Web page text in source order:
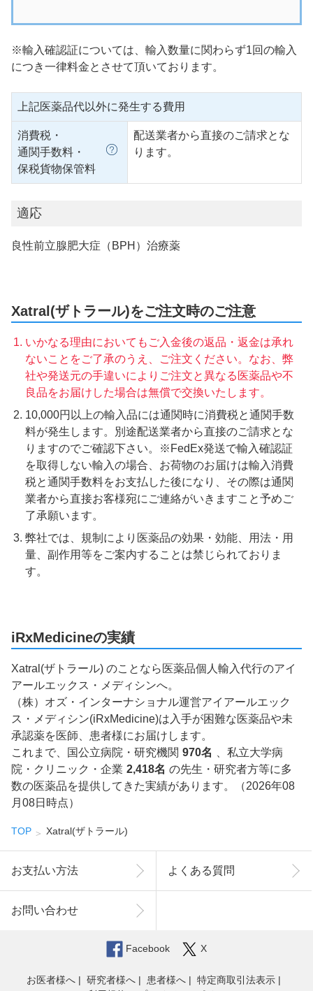
※輸入確認証については、輸入数量に関わらず1回の輸入
につき一律料金とさせて頂いております。
上記医薬品代以外に発生する費用
消費税・
通関手数料・
保税貨物保管料
配送業者から直接のご請求とな
ります。
適応
良性前立腺肥大症（BPH）治療薬
Xatral(ザトラール)をご注文時のご注意
いかなる理由においてもご入金後の返品・返金は承れ
ないことをご了承のうえ、ご注文ください。なお、弊
社や発送元の手違いによりご注文と異なる医薬品や不
良品をお届けした場合は無償で交換いたします。
10,000円以上の輸入品には通関時に消費税と通関手数
料が発生します。別途配送業者から直接のご請求とな
りますのでご確認下さい。※FedEx発送で輸入確認証
を取得しない輸入の場合、お荷物のお届けは輸入消費
税と通関手数料をお支払した後になり、その際は通関
業者から直接お客様宛にご連絡がいきますこと予めご
了承願います。
弊社では、規制により医薬品の効果・効能、用法・用
量、副作用等をご案内することは禁じられておりま
す。
iRxMedicineの実績
Xatral(ザトラール) のことなら医薬品個人輸入代行のアイ
アールエックス・メディシンへ。
（株）オズ・インターナショナル運営アイアールエック
ス・メディシン(iRxMedicine)は入手が困難な医薬品や未
承認薬を医師、患者様にお届けします。
これまで、国公立病院・研究機関 970名
、私立大学病
院・クリニック・企業 2,418名 の先生・研究者方等に多
数の医薬品を提供してきた実績があります。（2026年08
月08日時点）
TOP Xatral(ザトラール)
お支払い方法 よくある質問
お問い合わせ
Facebook X
お医者様へ 研究者様へ 患者様へ
特定商取引法表示